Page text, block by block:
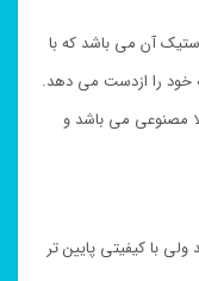
آن می باشد که با
خود را ازدست می دهد.
مصنوعی می باشد و
با کیفیتی پایین تر